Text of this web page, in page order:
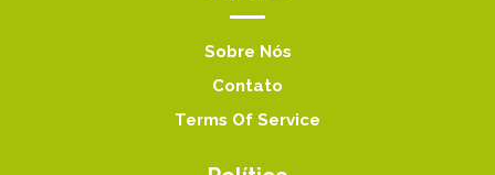
Sobre Nós
Contato
Terms Of Service